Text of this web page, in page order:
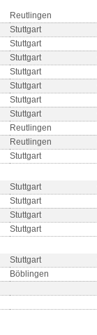
Reutlingen
Stuttgart
Stuttgart
Stuttgart
Stuttgart
Stuttgart
Stuttgart
Stuttgart
Reutlingen
Reutlingen
Stuttgart
Stuttgart
Stuttgart
Stuttgart
Stuttgart
Stuttgart
Böblingen